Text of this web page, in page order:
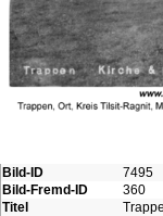
Bild-ID
7495
Bild-Fremd-ID
360
Titel